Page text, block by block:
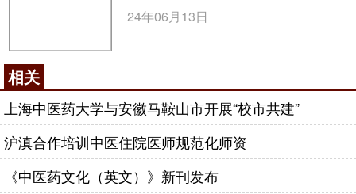
24年06月13日
相关
上海中医药大学与安徽马鞍山市开展“校市共建”
沪滇合作培训中医住院医师规范化师资
《中医药文化（英文）》新刊发布